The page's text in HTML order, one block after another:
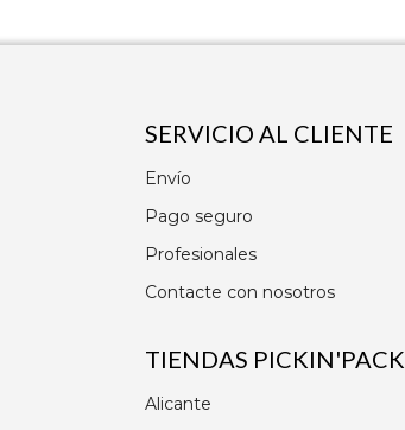
SERVICIO AL CLIENTE
Envío
Pago seguro
Profesionales
Contacte con nosotros
TIENDAS PICKIN'PACK
Alicante